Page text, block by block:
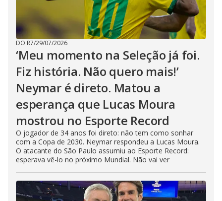
DO R7/29/07/2026
‘Meu momento na Seleção já foi.
Fiz história. Não quero mais!’
Neymar é direto. Matou a
esperança que Lucas Moura
mostrou no Esporte Record
O jogador de 34 anos foi direto: não tem como sonhar
com a Copa de 2030. Neymar respondeu a Lucas Moura.
O atacante do São Paulo assumiu ao Esporte Record:
esperava vê-lo no próximo Mundial. Não vai ver